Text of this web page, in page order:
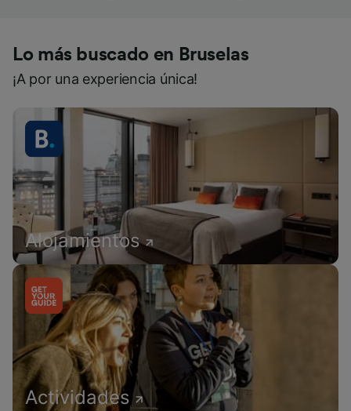
Lo más buscado en Bruselas
¡A por una experiencia única!
Alojamientos
Actividades